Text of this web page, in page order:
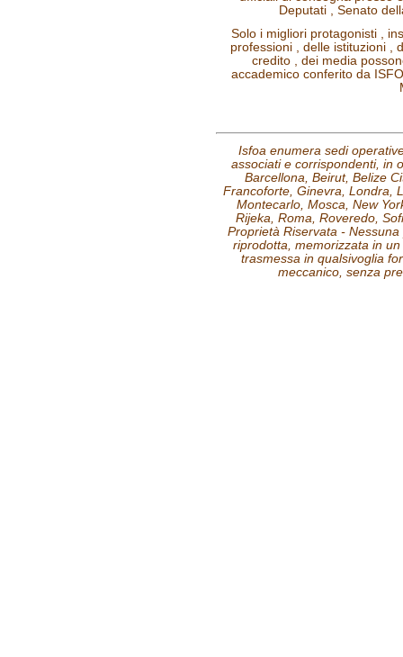
Deputati , Senato
Solo i migliori protagonisti ,
professioni , delle istituzioni ,
credito , dei media
accademico conferito da
Isfoa enumera sedi
associati e corrispondenti, in
Barcellona, Beirut, Belize
Francoforte, Ginevra, Londra,
Montecarlo, Mosca, New
Rijeka, Roma, Roveredo,
Proprietà Riservata -
riprodotta, memorizzata in
trasmessa in qualsivoglia
meccanico, senza